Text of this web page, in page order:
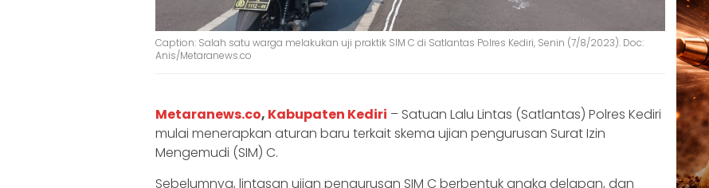
Caption: Salah satu warga melakukan uji praktik SIM C di Satlantas Polres Kediri, Senin (7/8/2023). Doc:
Anis/Metaranews.co
Metaranews.co, Kabupaten Kediri – Satuan Lalu Lintas (Satlantas) Polres Kediri
mulai menerapkan aturan baru terkait skema ujian pengurusan Surat Izin
Mengemudi (SIM) C.
Sebelumnya, lintasan ujian pengurusan SIM C berbentuk angka delapan, dan